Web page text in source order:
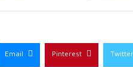
Twitter
Pinterest
Email